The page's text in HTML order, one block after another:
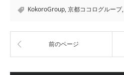
KokoroGroup,京都ココログループ,
前のページ